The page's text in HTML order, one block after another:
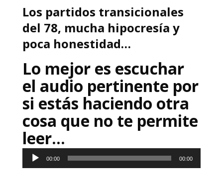
Los partidos transicionales
del 78, mucha hipocresía y
poca honestidad…
Lo mejor es escuchar
el audio pertinente por
si estás haciendo otra
cosa que no te permite
leer…
Reproductor
de
00:00 00:00